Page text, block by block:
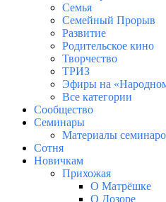
Семья
Семейный Прорыв
Развитие
Родительское кино
Творчество
ТРИЗ
Эфиры на
Все категории
Сообщество
Семинары
Материалы
Сотня
Новичкам
Прихожая
О Матрёшке
О Дозоре